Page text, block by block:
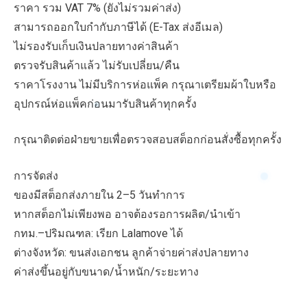
ราคา รวม VAT 7% (ยังไม่รวมค่าส่ง)
สามารถออกใบกำกับภาษีได้ (E-Tax ส่งอีเมล)
ไม่รองรับเก็บเงินปลายทางค่าสินค้า
ตรวจรับสินค้าแล้ว ไม่รับเปลี่ยน/คืน
ราคาโรงงาน ไม่มีบริการห่อแพ็ค กรุณาเตรียมผ้าใบหรือ
อุปกรณ์ห่อแพ็คก่อนมารับสินค้าทุกครั้ง
กรุณาติดต่อฝ่ายขายเพื่อตรวจสอบสต็อกก่อนสั่งซื้อทุกครั้ง
การจัดส่ง
ของมีสต็อกส่งภายใน 2–5 วันทำการ
หากสต็อกไม่เพียงพอ อาจต้องรอการผลิต/นำเข้า
กทม.–ปริมณฑล: เรียก Lalamove ได้
ต่างจังหวัด: ขนส่งเอกชน ลูกค้าจ่ายค่าส่งปลายทาง
ค่าส่งขึ้นอยู่กับขนาด/น้ำหนัก/ระยะทาง